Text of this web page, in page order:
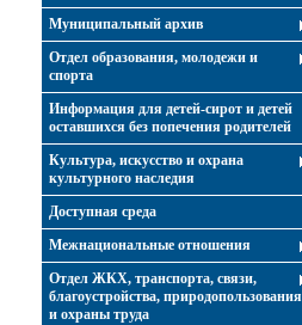
Муниципальный архив
Отдел образования, молодежи и
спорта
Информация для детей-сирот и детей
оставшихся без попечения родителей
Культура, искусство и охрана
культурного наследия
Доступная среда
Межнациональные отношения
Отдел ЖКХ, транспорта, связи,
благоустройства, природопользования
и охраны труда